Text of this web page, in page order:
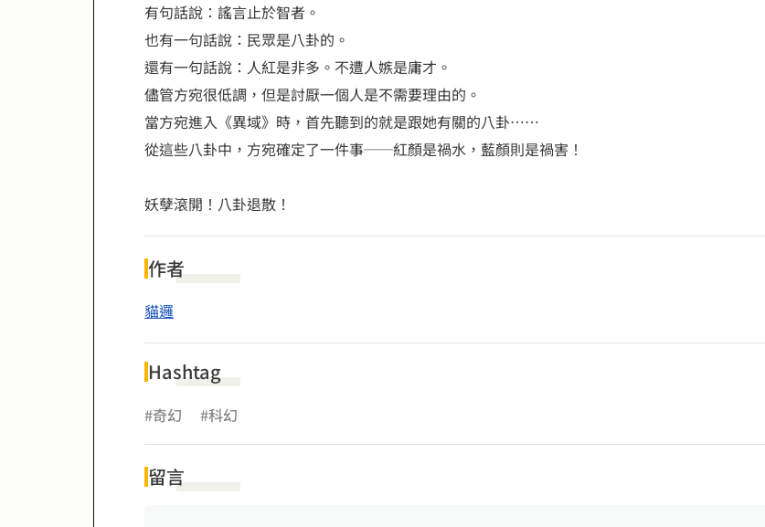
有句話說：謠言止於智者。
也有一句話說：民眾是八卦的。
還有一句話說：人紅是非多。不遭人嫉是庸才。
儘管方宛很低調，但是討厭一個人是不需要理由的。
當方宛進入《異域》時，首先聽到的就是跟她有關的八卦……
從這些八卦中，方宛確定了一件事──紅顏是禍水，藍顏則是禍害！
妖孽滾開！八卦退散！
作者
貓邏
Hashtag
#奇幻 #科幻
留言